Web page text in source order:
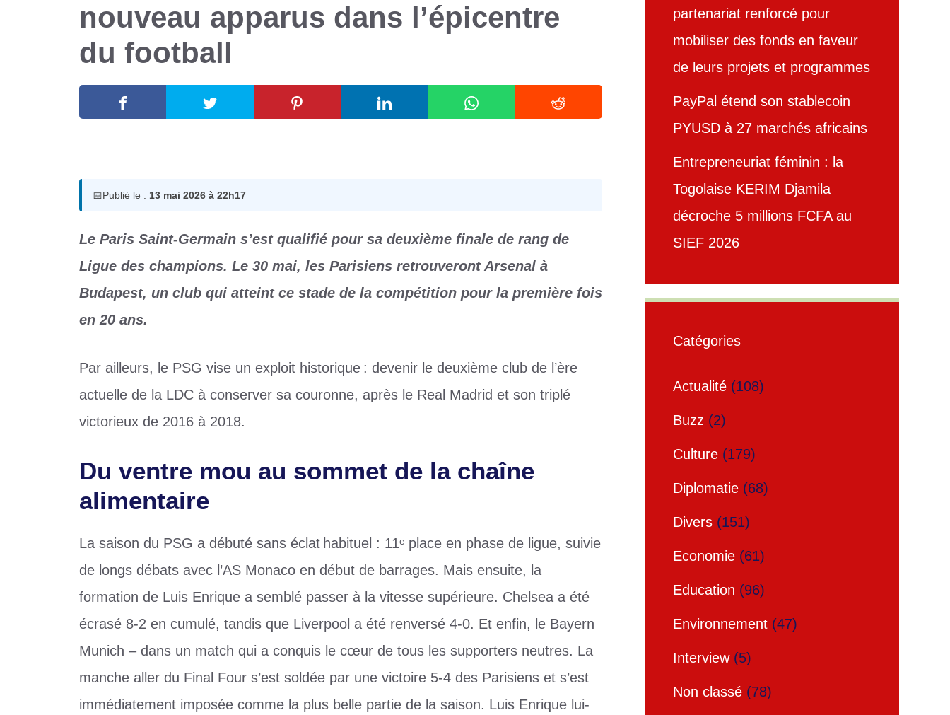
nouveau apparus dans l’épicentre
du football
📅Publié le : 13 mai 2026 à 22h17
Le Paris Saint-Germain s’est qualifié pour sa deuxième finale de rang de
Ligue des champions. Le 30 mai, les Parisiens retrouveront Arsenal à
Budapest, un club qui atteint ce stade de la compétition pour la première fois
en 20 ans.
Par ailleurs, le PSG vise un exploit historique : devenir le deuxième club de l’ère
actuelle de la LDC à conserver sa couronne, après le Real Madrid et son triplé
victorieux de 2016 à 2018.
Du ventre mou au sommet de la chaîne
alimentaire
La saison du PSG a débuté sans éclat habituel : 11ᵉ place en phase de ligue, suivie
de longs débats avec l’AS Monaco en début de barrages. Mais ensuite, la
formation de Luis Enrique a semblé passer à la vitesse supérieure. Chelsea a été
écrasé 8-2 en cumulé, tandis que Liverpool a été renversé 4-0. Et enfin, le Bayern
Munich – dans un match qui a conquis le cœur de tous les supporters neutres. La
manche aller du Final Four s’est soldée par une victoire 5-4 des Parisiens et s’est
immédiatement imposée comme la plus belle partie de la saison. Luis Enrique lui-
partenariat renforcé pour
mobiliser des fonds en faveur
de leurs projets et programmes
PayPal étend son stablecoin
PYUSD à 27 marchés africains
Entrepreneuriat féminin : la
Togolaise KERIM Djamila
décroche 5 millions FCFA au
SIEF 2026
Catégories
Actualité (108)
Buzz (2)
Culture (179)
Diplomatie (68)
Divers (151)
Economie (61)
Education (96)
Environnement (47)
Interview(5)
Non classé (78)